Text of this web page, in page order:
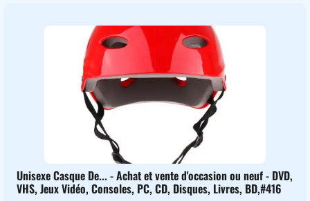
Unisexe Casque De... - Achat et vente d'occasion ou neuf - DVD,
VHS, Jeux Vidéo, Consoles, PC, CD, Disques, Livres, BD,#416